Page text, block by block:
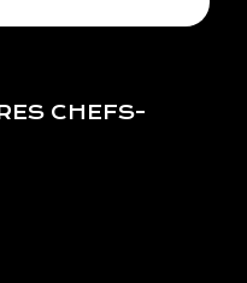
CHEFS-